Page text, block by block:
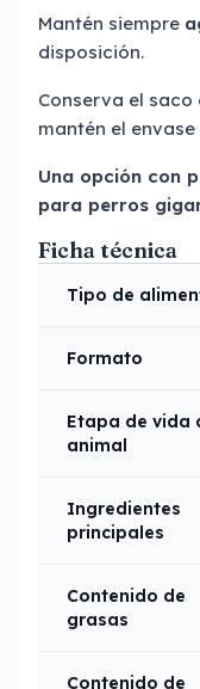
Mantén siempre
disposición.
Conserva el saco
mantén el
Una opción con
para perros
Ficha técnica
Tipo de
Formato
Etapa de vida
animal
Ingredientes
principales
Contenido de
grasas
Contenido de